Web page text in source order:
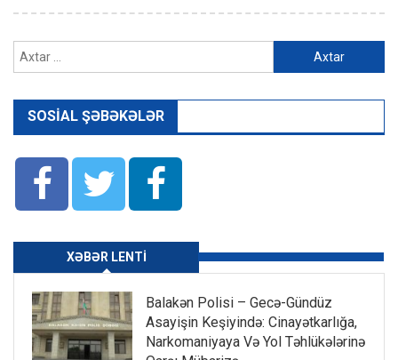
SOSIAL ŞƏBƏKƏLƏR
XƏBƏR LENTI
Balakən Polisi – Gecə-Gündüz
Asayişin Keşiyində: Cinayətkarlığa,
Narkomaniyaya Və Yol Təhlükələrinə